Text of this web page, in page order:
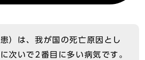
）は、我が国の死亡原因とし
次いで2番目に多い病気です。